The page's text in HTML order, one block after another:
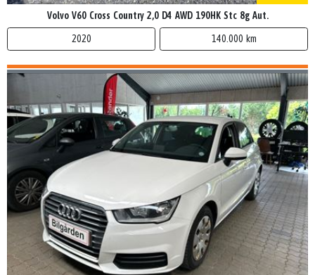
Volvo V60 Cross Country 2,0 D4 AWD 190HK Stc 8g Aut.
2020 140.000 km